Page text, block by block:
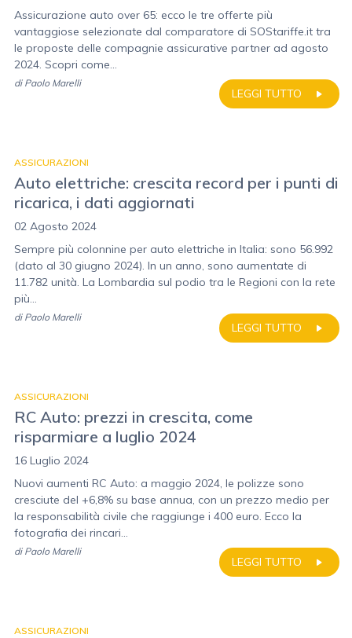
Assicurazione auto over 65: ecco le tre offerte più
vantaggiose selezionate dal comparatore di SOStariffe.it tra
le proposte delle compagnie assicurative partner ad agosto
2024. Scopri come...
LEGGI TUTTO
di Paolo Marelli
ASSICURAZIONI
Auto elettriche: crescita record per i punti di
ricarica, i dati aggiornati
02 Agosto 2024
Sempre più colonnine per auto elettriche in Italia: sono 56.992
(dato al 30 giugno 2024). In un anno, sono aumentate di
11.782 unità. La Lombardia sul podio tra le Regioni con la rete
più...
LEGGI TUTTO
di Paolo Marelli
ASSICURAZIONI
RC Auto: prezzi in crescita, come
risparmiare a luglio 2024
16 Luglio 2024
Nuovi aumenti RC Auto: a maggio 2024, le polizze sono
cresciute del +6,8% su base annua, con un prezzo medio per
la responsabilità civile che raggiunge i 400 euro. Ecco la
fotografia dei rincari...
LEGGI TUTTO
di Paolo Marelli
ASSICURAZIONI